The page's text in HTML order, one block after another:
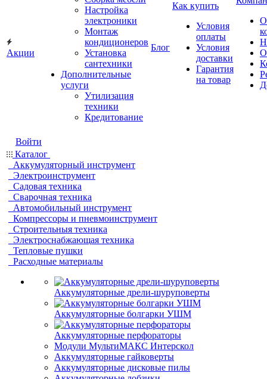
Акции
Настройка
электроники
Монтаж
кондиционеров
Установка
сантехники
Дополнительные
услуги
Утилизация
техники
Кредитование
Блог
Как купить
Условия
оплаты
Условия
доставки
Гарантия
на товар
О
Войти
Каталог
Аккумуляторный инструмент
Электроинструмент
Садовая техника
Сварочная техника
Автомобильный инструмент
Компрессоры и пневмоинструмент
Строительныя техника
Электроснабжающая техника
Тепловые пушки
Расходные материалы
Аккумуляторные дрели-шуруповерты
Аккумуляторные болгарки УШМ
Аккумуляторные перфораторы
Модули МультиМАКС Интерскол
Аккумуляторные гайковерты
Аккумуляторные дисковые пилы